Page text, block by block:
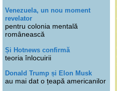
Venezuela, un nou moment
revelator
pentru colonia mentală
românească
Și Hotnews confirmă
teoria înlocuirii
Donald Trump și Elon Musk
au mai dat o țeapă americanilor